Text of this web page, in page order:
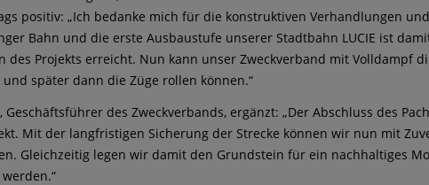
positiv: „Ich bedanke mich für die konstruktiven Verhandlungen
Bahn und die erste Ausbaustufe unserer Stadtbahn LUCIE ist
des Projekts erreicht. Nun kann unser Zweckverband mit Volldampf
und später dann die Züge rollen können.“
Geschäftsführer des Zweckverbands, ergänzt: „Der Abschluss des
Mit der langfristigen Sicherung der Strecke können wir nun mit
Gleichzeitig legen wir damit den Grundstein für ein nachhaltiges